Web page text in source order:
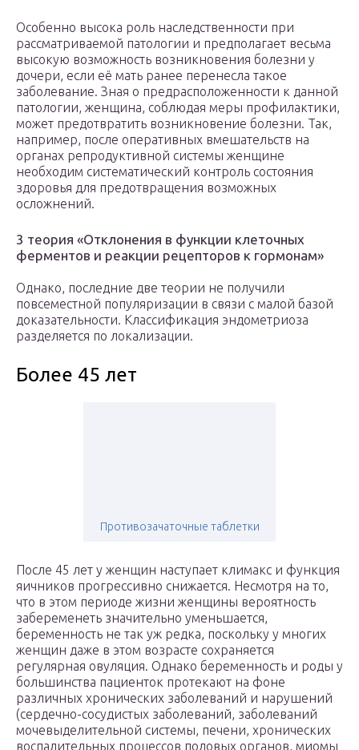
Особенно высока роль наследственности при
рассматриваемой патологии и предполагает весьма
высокую возможность возникновения болезни у
дочери, если её мать ранее перенесла такое
заболевание. Зная о предрасположенности к данной
патологии, женщина, соблюдая меры профилактики,
может предотвратить возникновение болезни. Так,
например, после оперативных вмешательств на
органах репродуктивной системы женщине
необходим систематический контроль состояния
здоровья для предотвращения возможных
осложнений.
3 теория «Отклонения в функции клеточных
ферментов и реакции рецепторов к гормонам»
Однако, последние две теории не получили
повсеместной популяризации в связи с малой базой
доказательности. Классификация эндометриоза
разделяется по локализации.
Более 45 лет
Противозачаточные таблетки
После 45 лет у женщин наступает климакс и функция
яичников прогрессивно снижается. Несмотря на то,
что в этом периоде жизни женщины вероятность
забеременеть значительно уменьшается,
беременность не так уж редка, поскольку у многих
женщин даже в этом возрасте сохраняется
регулярная овуляция. Однако беременность и роды у
большинства пациенток протекают на фоне
различных хронических заболеваний и нарушений
(сердечно-сосудистых заболеваний, заболеваний
мочевыделительной системы, печени, хронических
воспалительных процессов половых органов, миомы